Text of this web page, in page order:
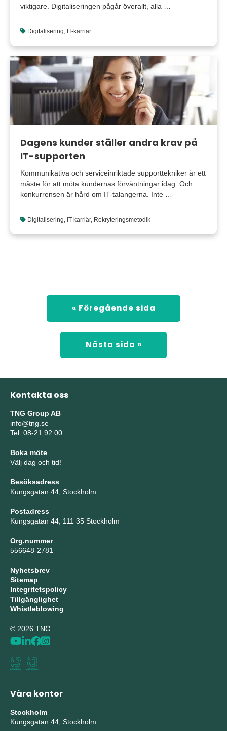
viktigare. Digitaliseringen pågår överallt, alla …
Digitalisering IT-karriär
Dagens kunder ställer andra krav på
IT-supporten
Kommunikativa och serviceinriktade supporttekniker är ett
måste för att möta kundernas förväntningar idag. Och
konkurrensen är hård om IT-talangerna. Inte …
Digitalisering IT-karriär, Rekryteringsmetodik
« Föregående sida
Nästa sida »
Kontakta oss
TNG Group AB
info@tng.se
Tel: 08-21 92 00
Boka möte
Välj dag och tid!
Besöksadress
Kungsgatan 44, Stockholm
Postadress
Kungsgatan 44, 111 35 Stockholm
Org.nummer
556648-2781
Nyhetsbrev
Sitemap
Integritetspolicy
Tillgänglighet
Whistleblowing
© 2026 TNG
Våra kontor
Stockholm
Kungsgatan 44, Stockholm